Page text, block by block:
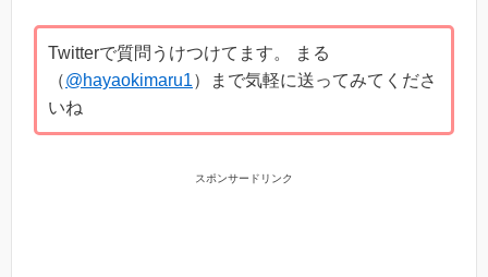
Twitterで質問うけつけてます。 まる
（@hayaokimaru1）まで気軽に送ってみてくださ
いね
スポンサードリンク